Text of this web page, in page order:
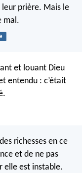
prière. Mais le
mal.
et louant Dieu
entendu : c’était
richesses en ce
et de ne pas
elle est instable.